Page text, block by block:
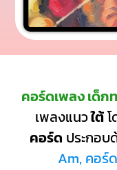
คอร์ดเพลง เด็ก
เพลงแนวใต้
คอร์ด ประกอบ
Am, คอร์